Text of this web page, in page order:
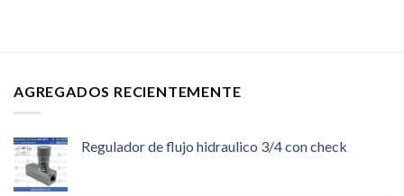
AGREGADOS RECIENTEMENTE
Regulador de flujo hidraulico 3/4 con check